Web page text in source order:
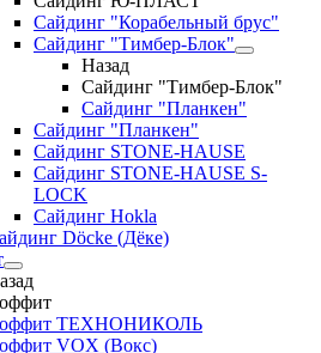
Сайдинг "Корабельный брус"
Сайдинг "Тимбер-Блок"
Назад
Сайдинг "Тимбер-Блок"
Сайдинг "Планкен"
Сайдинг "Планкен"
Сайдинг STONE-HAUSE
Сайдинг STONE-HAUSE S-
LOCK
Сайдинг Hokla
Döcke (Дёке)
ТЕХНОНИКОЛЬ
VOX (Вокс)